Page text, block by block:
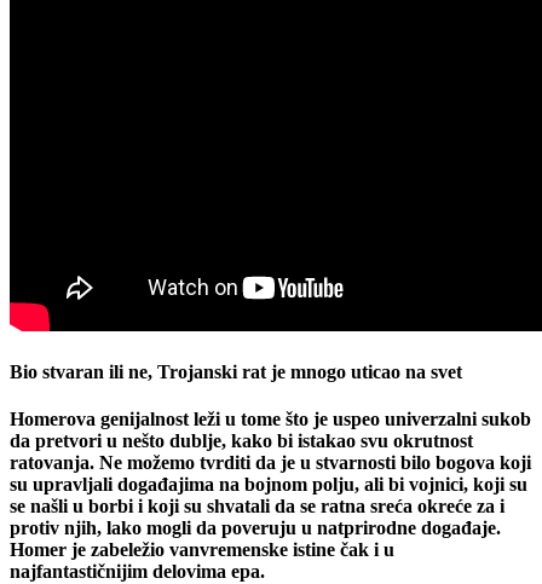
Bio stvaran ili ne, Trojanski rat je mnogo uticao na svet
Homerova genijalnost leži u tome što je uspeo univerzalni sukob
da pretvori u nešto dublje, kako bi istakao svu okrutnost
ratovanja. Ne možemo tvrditi da je u stvarnosti bilo bogova koji
su upravljali događajima na bojnom polju, ali bi vojnici, koji su
se našli u borbi i koji su shvatali da se ratna sreća okreće za i
protiv njih, lako mogli da poveruju u natprirodne događaje.
Homer je zabeležio vanvremenske istine čak i u
najfantastičnijim delovima epa.